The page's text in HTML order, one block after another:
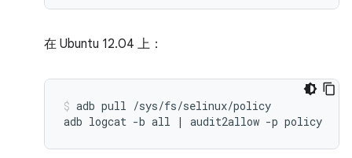
在 Ubuntu 12.04 上：
adb pull /sys/fs/selinux/policy